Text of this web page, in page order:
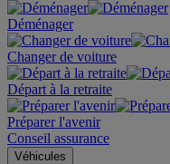
Déménager
Changer de voiture
Départ à la retraite
Préparer l'avenir
Conseil assurance
Véhicules